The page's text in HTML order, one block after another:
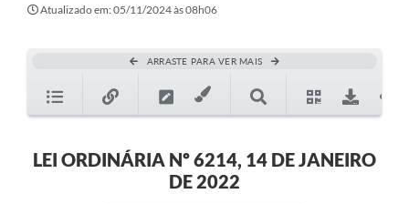
Secretarias
Transparência
Programa Famílias Fortes
Atualizado em: 05/11/2024 às 08h06
ARRASTE PARA VER MAIS
LEI ORDINÁRIA Nº 6214, 14 DE JANEIRO
DE 2022